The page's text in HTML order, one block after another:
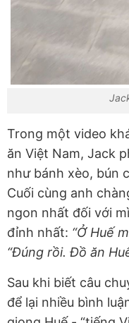
Trong một video
ăn Việt Nam, Jack
như bánh xèo, bún
Cuối cùng anh
ngon nhất đối với
đỉnh nhất: “Ở Huế
“Đúng rồi. Đồ ăn
Sau khi biết câu
để lại nhiều bình